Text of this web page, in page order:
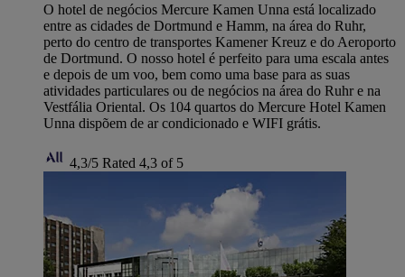
O hotel de negócios Mercure Kamen Unna está localizado
entre as cidades de Dortmund e Hamm, na área do Ruhr,
perto do centro de transportes Kamener Kreuz e do Aeroporto
de Dortmund. O nosso hotel é perfeito para uma escala antes
e depois de um voo, bem como uma base para as suas
atividades particulares ou de negócios na área do Ruhr e na
Vestfália Oriental. Os 104 quartos do Mercure Hotel Kamen
Unna dispõem de ar condicionado e WIFI grátis.
4,3/5 Rated 4,3 of 5